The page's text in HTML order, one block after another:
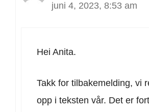
juni 4, 2023, 8:53 am
Hei Anita.
Takk for tilbakemelding, vi
opp i teksten vår. Det er